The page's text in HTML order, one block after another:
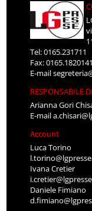
Tel: 0165.231711
Fax: 0165.1820141
E-mail
RESPONSABILE
Arianna Gori
E-mail
Account
Luca Torino
Ivana Cretier
Daniele Fimiano